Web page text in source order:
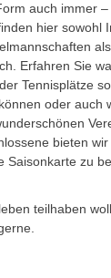
auch immer
hier sowohl
Erfahren Sie
Tennisplätze
oder auch
bieten wir
Saisonkarte zu
teilhaben